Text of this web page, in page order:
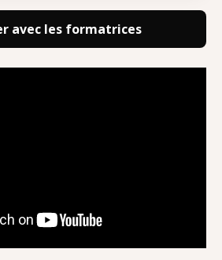
avec les formatrices